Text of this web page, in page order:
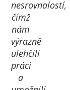
nesrovnalostí,
čímž
nám
výrazně
ulehčili
práci
a